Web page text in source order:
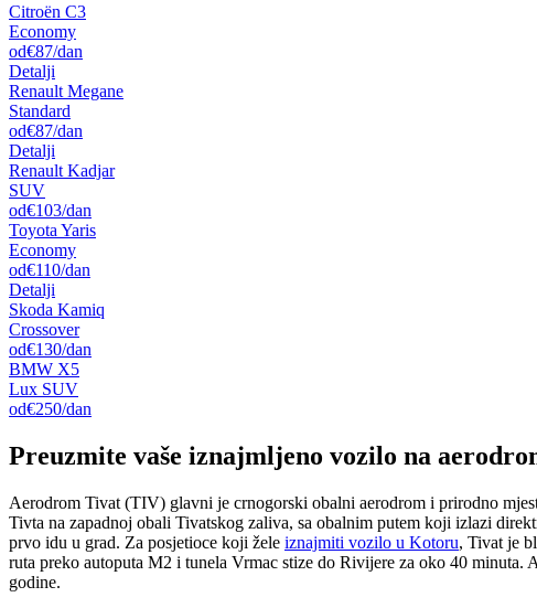
Citroën C3
Economy
od€87/dan
Detalji
Renault Megane
Standard
od€87/dan
Detalji
Renault Kadjar
SUV
od€103/dan
Toyota Yaris
Economy
od€110/dan
Detalji
Skoda Kamiq
Crossover
od€130/dan
BMW X5
Lux SUV
od€250/dan
Preuzmite vaše iznajmljeno vozilo na
Aerodrom Tivat (TIV) glavni je crnogorski obalni aerodrom i prirodno
Tivta na zapadnoj obali Tivatskog zaliva, sa obalnim putem koji izlazi
prvo idu u grad. Za posjetioce koji žele iznajmiti vozilo u Kotoru, Tivat je
ruta preko autoputa M2 i tunela Vrmac stize do Rivijere za oko 40 minuta.
godine.